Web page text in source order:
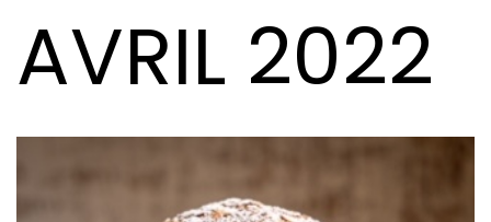
AVRIL 2022